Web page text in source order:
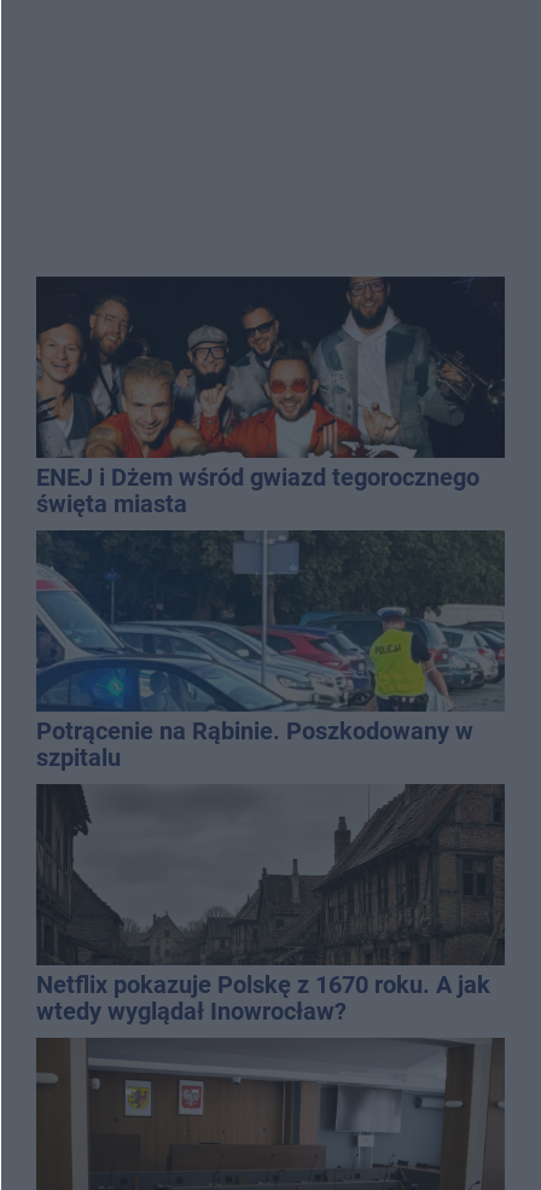
ENEJ i Dżem wśród gwiazd tegorocznego
święta miasta
Potrącenie na Rąbinie. Poszkodowany w
szpitalu
Netflix pokazuje Polskę z 1670 roku. A jak
wtedy wyglądał Inowrocław?